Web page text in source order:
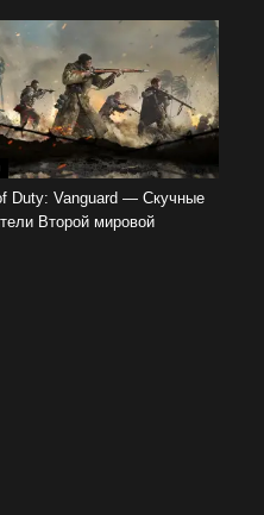
Duty: Vanguard — Скучные
Второй мировой